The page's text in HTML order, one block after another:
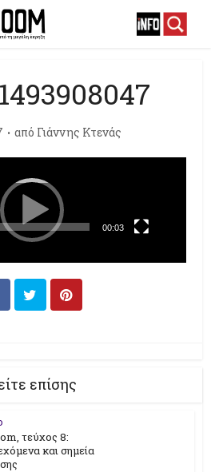
από Γιάννης Κτενάς
00:03
επίσης
τεύχος 8:
και σημεία